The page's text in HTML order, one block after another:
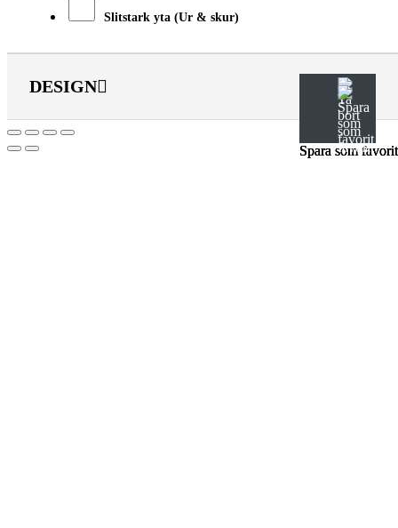
Spara som favorit
Spara som favorit
Spara som favorit
Slitstark yta (Ur & skur)
DESIGN